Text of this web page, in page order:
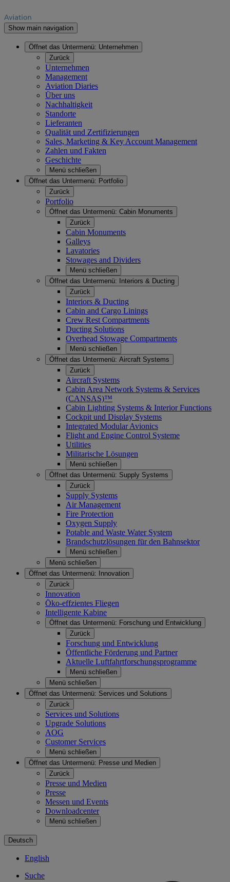
Show main navigation
Öffnet das Untermenü: Unternehmen
Zurück
Unternehmen
Management
Aviation Diaries
Über uns
Nachhaltigkeit
Standorte
Lieferanten
Qualität und Zertifizierungen
Sales, Marketing & Key Account Management
Zahlen und Fakten
Geschichte
Menü schließen
Öffnet das Untermenü: Portfolio
Zurück
Portfolio
Öffnet das Untermenü: Cabin Monuments
Zurück
Cabin Monuments
Galleys
Lavatories
Stowages and Dividers
Menü schließen
Öffnet das Untermenü:
Interiors & Ducting
Zurück
Interiors & Ducting
Cabin and Cargo Linings
Crew Rest Compartments
Ducting Solutions
Overhead Stowage Compartments
Menü schließen
Öffnet das Untermenü: Aircraft Systems
Zurück
Aircraft Systems
Cabin Area Network Systems & Services
(CANSAS)™
Cabin Lighting Systems & Interior Functions
Cockpit und Display Systems
Integrated Modular Avionics
Flight and Engine Control Systeme
Utilities
Militarische Lösungen
Menü schließen
Öffnet das Untermenü: Supply Systems
Zurück
Supply Systems
Air Management
Fire Protection
Oxygen Supply
Potable and Waste Water System
Brandschutzlösungen für den Bahnsektor
Menü schließen
Menü schließen
Öffnet das Untermenü:
Innovation
Zurück
Innovation
Öko-effzientes Fliegen
Intelligente Kabine
Öffnet das Untermenü: Forschung und Entwicklung
Zurück
Forschung und Entwicklung
Öffentliche Förderung und Partner
Aktuelle Luftfahrtforschungsprogramme
Menü schließen
Menü schließen
Öffnet das Untermenü: Services und Solutions
Zurück
Services und Solutions
Upgrade Solutions
AOG
Customer Services
Menü schließen
Öffnet das Untermenü: Presse und Medien
Zurück
Presse und Medien
Presse
Messen und Events
Downloadcenter
Menü schließen
Deutsch
English
Suche